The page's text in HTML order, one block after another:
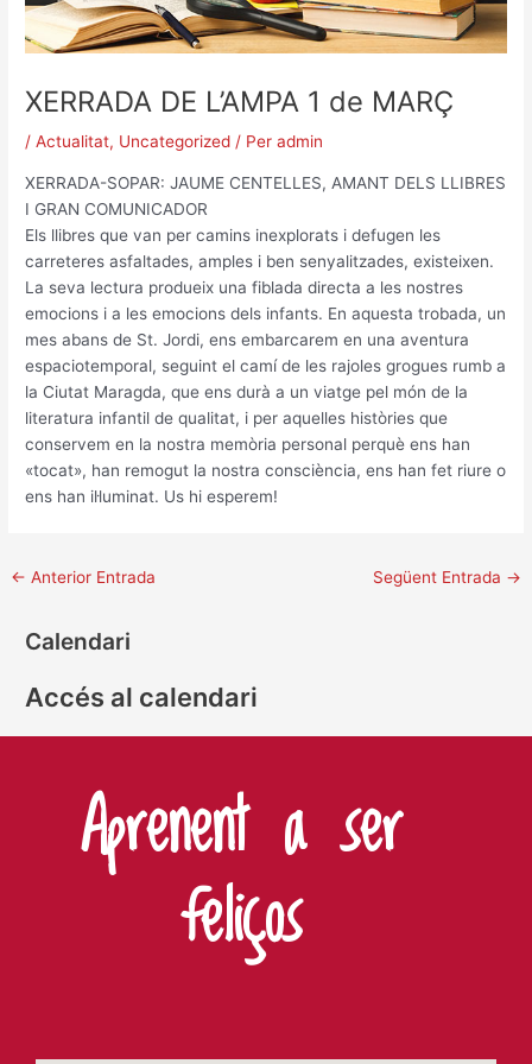
XERRADA DE L’AMPA 1 de MARÇ
/Actualitat, Uncategorized / Per admin
XERRADA-SOPAR: JAUME CENTELLES, AMANT DELS LLIBRES
I GRAN COMUNICADOR
Els llibres que van per camins inexplorats i defugen les
carreteres asfaltades, amples i ben senyalitzades, existeixen.
La seva lectura produeix una fiblada directa a les nostres
emocions i a les emocions dels infants. En aquesta trobada, un
mes abans de St. Jordi, ens embarcarem en una aventura
espaciotemporal, seguint el camí de les rajoles grogues rumb a
la Ciutat Maragda, que ens durà a un viatge pel món de la
literatura infantil de qualitat, i per aquelles històries que
conservem en la nostra memòria personal perquè ens han
«tocat», han remogut la nostra consciència, ens han fet riure o
ens han il·luminat. Us hi esperem!
← Anterior Entrada Següent Entrada →
Calendari
Accés al calendari
Aprenent a ser
feliços